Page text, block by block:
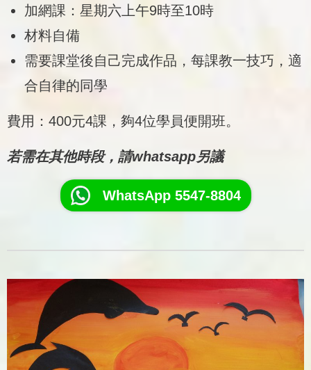
加網課：星期六上午9時至10時
材料自備
需要課堂後自己完成作品，每課教一技巧，適
合自律的同學
費用：400元4課，夠4位學員便開班。
若需在其他時段，請whatsapp另議
WhatsApp 5547-8804